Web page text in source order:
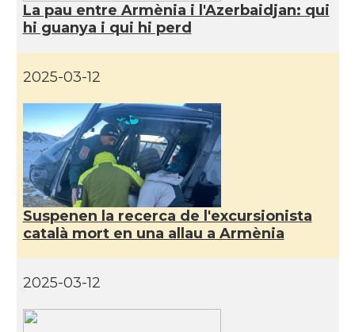
La pau entre Armènia i l'Azerbaidjan: qui
hi guanya i qui hi perd
2025-03-12
Suspenen la recerca de l'excursionista
català mort en una allau a Armènia
2025-03-12